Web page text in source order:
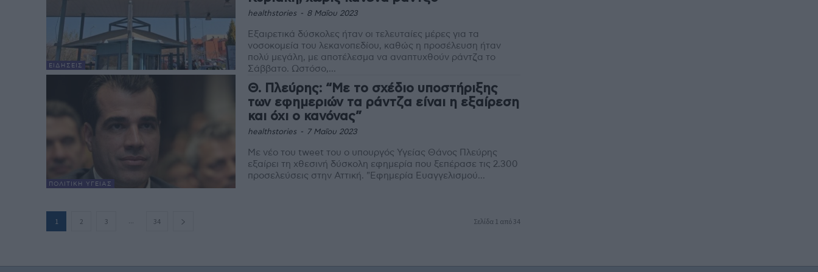
ΕΙΔΉΣΕΙΣ
healthstories - 8 Μαΐου 2023
Εξαιρετικά δύσκολες ήταν οι τελευταίες μέρες για τα
νοσοκομεία του λεκανοπεδίου, καθώς η προσέλευση ήταν
πολύ μεγάλη, με αποτέλεσμα να αναπτυχθούν ράντζα το
Σάββατο. Ωστόσο,...
ΠΟΛΙΤΙΚΉ ΥΓΕΊΑΣ
Θ. Πλεύρης: “Με το σχέδιο υποστήριξης
των εφημεριών τα ράντζα είναι η εξαίρεση
και όχι ο κανόνας”
healthstories - 7 Μαΐου 2023
Με νέο του tweet του ο υπουργός Υγείας Θάνος Πλεύρης
εξαίρει τη χθεσινή δύσκολη εφημερία που ξεπέρασε τις 2.300
προσελεύσεις στην Αττική. "Εφημερία Ευαγγελισμού...
1 2 3 34 Σελίδα 1 από 34